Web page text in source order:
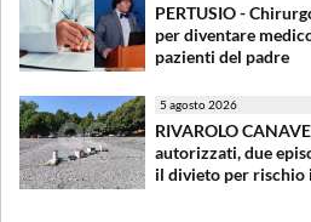
PERTUSIO -
per diventare
pazienti del padre
5 agosto 2026
RIVAROLO
autorizzati, due
il divieto per rischio